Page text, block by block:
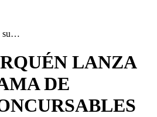
su…
LANZA
DE